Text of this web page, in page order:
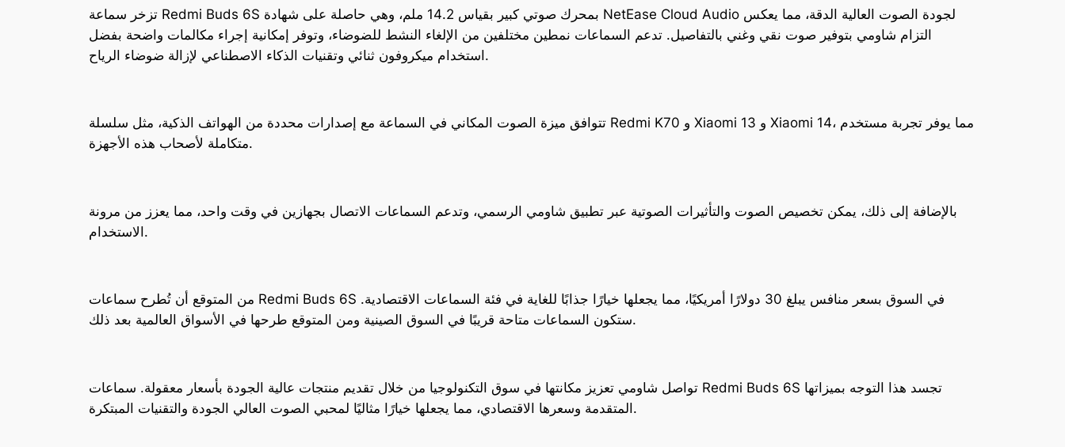
تزخر سماعة Redmi Buds 6S بمحرك صوتي كبير بقياس 14.2 ملم، وهي حاصلة على شهادة NetEase Cloud Audio لجودة الصوت العالية الدقة، مما يعكس
التزام شاومي بتوفير صوت نقي وغني بالتفاصيل. تدعم السماعات نمطين مختلفين من الإلغاء النشط للضوضاء، وتوفر إمكانية إجراء مكالمات واضحة بفضل
استخدام ميكروفون ثنائي وتقنيات الذكاء الاصطناعي لإزالة ضوضاء الرياح.
تتوافق ميزة الصوت المكاني في السماعة مع إصدارات محددة من الهواتف الذكية، مثل سلسلة Redmi K70 و Xiaomi 13 و Xiaomi 14، مما يوفر تجربة مستخدم
متكاملة لأصحاب هذه الأجهزة.
بالإضافة إلى ذلك، يمكن تخصيص الصوت والتأثيرات الصوتية عبر تطبيق شاومي الرسمي، وتدعم السماعات الاتصال بجهازين في وقت واحد، مما يعزز من مرونة
الاستخدام.
من المتوقع أن تُطرح سماعات Redmi Buds 6S في السوق بسعر منافس يبلغ 30 دولارًا أمريكيًا، مما يجعلها خيارًا جذابًا للغاية في فئة السماعات الاقتصادية.
ستكون السماعات متاحة قريبًا في السوق الصينية ومن المتوقع طرحها في الأسواق العالمية بعد ذلك.
تواصل شاومي تعزيز مكانتها في سوق التكنولوجيا من خلال تقديم منتجات عالية الجودة بأسعار معقولة. سماعات Redmi Buds 6S تجسد هذا التوجه بميزاتها
المتقدمة وسعرها الاقتصادي، مما يجعلها خيارًا مثاليًا لمحبي الصوت العالي الجودة والتقنيات المبتكرة.